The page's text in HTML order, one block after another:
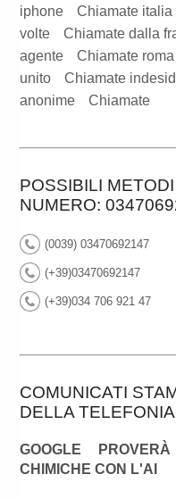
iphone
Chiamate italia
volte
Chiamate dalla
agente
Chiamate
unito
Chiamate
anonime
Chiamate
POSSIBILI
NUMERO:
(0039) 03470692147
(+39)03470692147
(+39)034 706 921 47
COMUNICATI
DELLA
GOOGLE
CHIMICHE CON L'AI